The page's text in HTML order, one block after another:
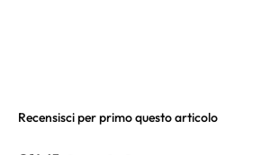
Recensisci per primo questo articolo